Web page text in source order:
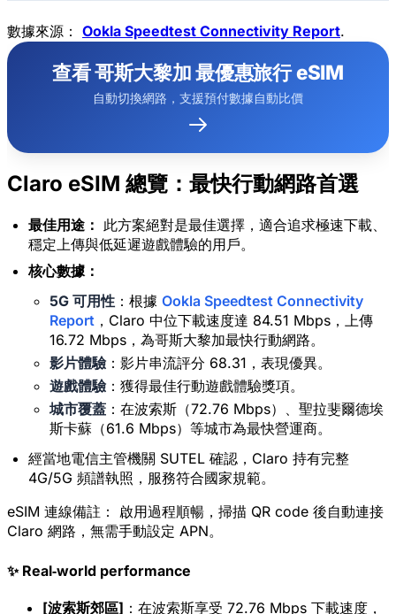
數據來源： Ookla Speedtest Connectivity Report.
查看 哥斯大黎加 最優惠旅行 eSIM
自動切換網路，支援預付數據自動比價
Claro eSIM 總覽：最快行動網路首選
最佳用途： 此方案絕對是最佳選擇，適合追求極速下載、
穩定上傳與低延遲遊戲體驗的用戶。
核心數據：
5G 可用性 ：根據 Ookla Speedtest Connectivity
Report ，Claro 中位下載速度達 84.51 Mbps，上傳
16.72 Mbps，為哥斯大黎加最快行動網路。
影片體驗：影片串流評分 68.31，表現優異。
遊戲體驗：獲得最佳行動遊戲體驗獎項。
城市覆蓋 ：在波索斯（72.76 Mbps）、聖拉斐爾德埃
斯卡蘇（61.6 Mbps）等城市為最快營運商。
經當地電信主管機關 SUTEL 確認，Claro 持有完整
4G/5G 頻譜執照，服務符合國家規範。
eSIM 連線備註：
啟用過程順暢，掃描 QR code 後自動連接
Claro 網路，無需手動設定 APN。
✨ Real‑world performance
[波索斯郊區] ：在波索斯享受 72.76 Mbps 下載速度，